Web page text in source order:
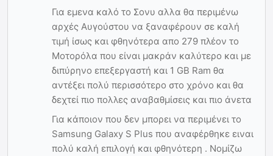
Για εμενα καλό το Σονυ αλλα θα περιμένω
αρχές Αυγούστου να ξαναφέρουν σε καλή
τιμή ίσως και φθηνότερα απο 279 πλέον το
Μοτορόλα που είναι μακράν καλύτερο και με
διπύρηνο επεξεργαστή και 1 GB Ram θα
αντέξει πολύ περισσότερο στο χρόνο και θα
δεχτεί πιο πολλες αναβαθμίσεις και πιο άνετα
Για κάποιον που δεν μπορει να περιμένει το
Samsung Galaxy S Plus που αναφέρθηκε ειναι
πολύ καλή επιλογή και φθηνότερη . Νομίζω